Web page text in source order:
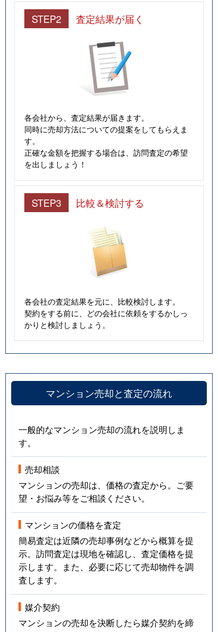
STEP2 査定結果が届く
各会社から、査定結果が届きます。
同時に売却方法についての提案をしてもらえま
す。
正確な金額を把握する場合は、訪問査定の希望
を出しましょう！
STEP3 比較＆検討する
各会社の査定結果を元に、比較検討します。
契約をする前に、どの会社に依頼をするかしっ
かりと検討しましょう。
マンション売却と査定の流れ
一般的なマンション売却の流れを説明しま
す。
売却相談
マンションの売却は、価格の査定から。ご要
望・お悩み等をご相談ください。
マンションの価格を査定
簡易査定は近隣の売却事例などから概算を提
示。訪問査定は現地を確認し、査定価格を提
示します。また、必要に応じて売却物件を調
査します。
媒介契約
マンションの売却を決断したら媒介契約を締